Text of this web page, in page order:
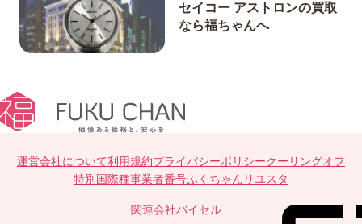
セイコー アストロンの買取
なら福ちゃんへ
運営会社について利用規約プライバシーポリシークーリングオフ
特別国際種事業者番号ふくちゃんリユスタ
関連会社バイセル